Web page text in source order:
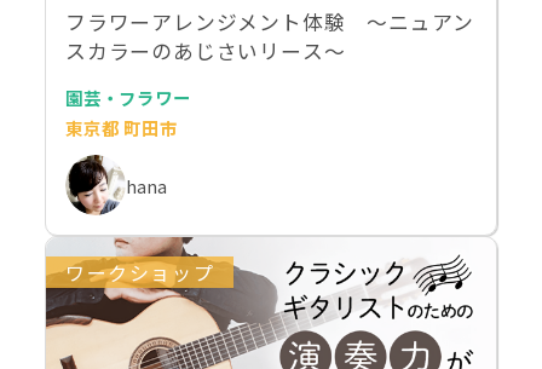
フラワーアレンジメント体験 〜ニュアン
スカラーのあじさいリース〜
園芸・フラワー
東京都 町田市
hana
ワークショップ